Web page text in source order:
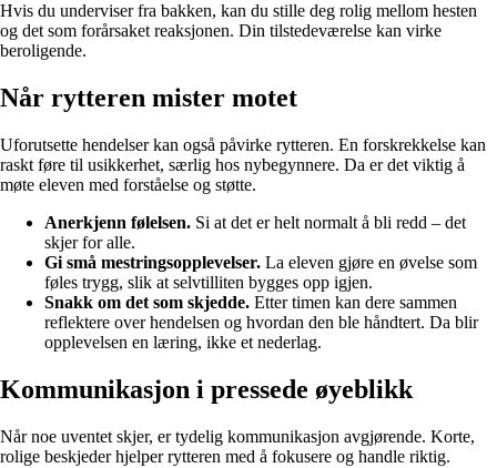
Hvis du underviser fra bakken, kan du stille deg rolig mellom hesten
og det som forårsaket reaksjonen. Din tilstedeværelse kan virke
beroligende.
Når rytteren mister motet
Uforutsette hendelser kan også påvirke rytteren. En forskrekkelse kan
raskt føre til usikkerhet, særlig hos nybegynnere. Da er det viktig å
møte eleven med forståelse og støtte.
Anerkjenn følelsen. Si at det er helt normalt å bli redd – det
skjer for alle.
Gi små mestringsopplevelser. La eleven gjøre en øvelse som
føles trygg, slik at selvtilliten bygges opp igjen.
Snakk om det som skjedde. Etter timen kan dere sammen
reflektere over hendelsen og hvordan den ble håndtert. Da blir
opplevelsen en læring, ikke et nederlag.
Kommunikasjon i pressede øyeblikk
Når noe uventet skjer, er tydelig kommunikasjon avgjørende. Korte,
rolige beskjeder hjelper rytteren med å fokusere og handle riktig.